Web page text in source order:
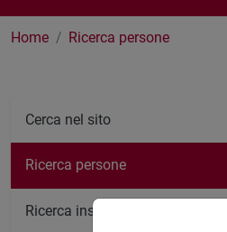
Home Ricerca persone
Cerca nel sito
Ricerca persone
Ricerca insegnamenti